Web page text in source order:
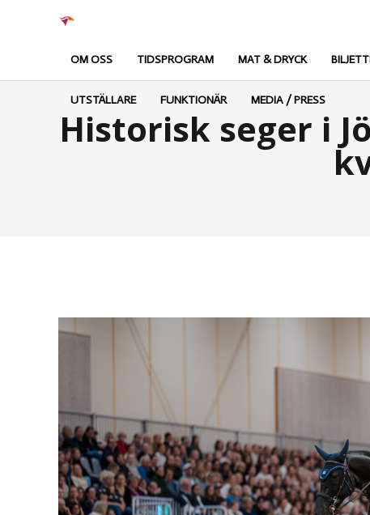
OM OSS TIDSPROGRAM MAT & DRYCK
UTSTÄLLARE FUNKTIONÄR MEDIA / PRESS
Historisk seger i